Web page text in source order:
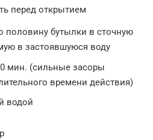
перед открытием
половину бутылки в сточную
в застоявшуюся воду
мин. (сильные засоры
времени действия)
водой